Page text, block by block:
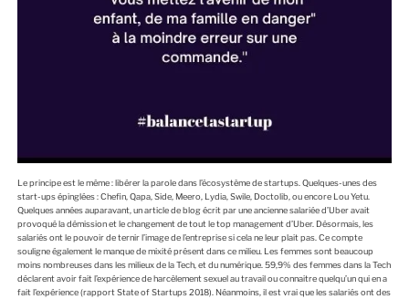
Le principe est le même : libérer la parole dans l’écosystème de startups. Quelques-unes des
start-ups épinglées : Chefin, Qapa, Side, Meero, Lydia, Swile, Doctolib, ou encore Lou Yetu.
Quelques années auparavant, un article de blog écrit par une ancienne salariée d’Uber avait
provoqué la démission et le changement de tout le top management d’Uber. Désormais, les
salariés ont le pouvoir de ternir l’image de l’entreprise si cela ne leur plait pas. Ce compte
souligne également le manque de mixité présent dans ce milieu. Les femmes sont beaucoup
moins nombreuses dans les milieux de la Tech, et du numérique. 59,9% des femmes dans la Tech
déclarent avoir fait l’expérience de harcèlement sexuel au travail ou connaitre quelqu’un qui en a
fait l’expérience (rapport State of Startups 2018). Néanmoins, il est vrai que les salariés ont des